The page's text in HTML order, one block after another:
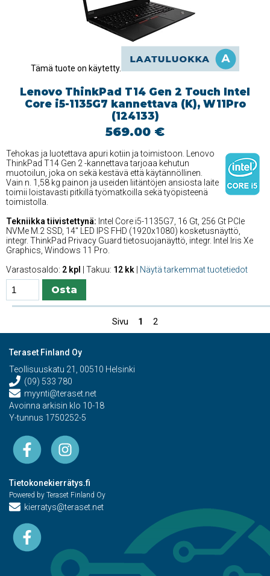
Tämä tuote on käytetty.
Lenovo ThinkPad T14 Gen 2 Touch Intel
Core i5-1135G7 kannettava (K), W11Pro
(124133)
569.00 €
Tehokas ja luotettava apuri kotiin ja toimistoon. Lenovo
ThinkPad T14 Gen 2 -kannettava tarjoaa kehutun
muotoilun, joka on sekä kestävä että käytännöllinen.
Vain n. 1,58 kg painon ja useiden liitäntöjen ansiosta laite
toimii loistavasti pitkillä työmatkoilla sekä työpisteenä
toimistolla.
Tekniikka tiivistettynä: Intel Core i5-1135G7, 16 Gt, 256 Gt PCIe
NVMe M.2 SSD, 14'' LED IPS FHD (1920x1080) kosketusnäyttö,
integr. ThinkPad Privacy Guard tietosuojanäyttö, integr. Intel Iris Xe
Graphics, Windows 11 Pro.
Varastosaldo: 2 kpl | Takuu: 12 kk Näytä tarkemmat tuotetiedot
Sivu 1 2
Teraset Finland Oy
Teollisuuskatu 21, 00510 Helsinki
(09) 533 780
myynti@teraset.net
Avoinna arkisin klo 10-18
Y-tunnus 1750252-5
Tietokonekierrätys.fi
Powered by Teraset Finland Oy
kierratys@teraset.net